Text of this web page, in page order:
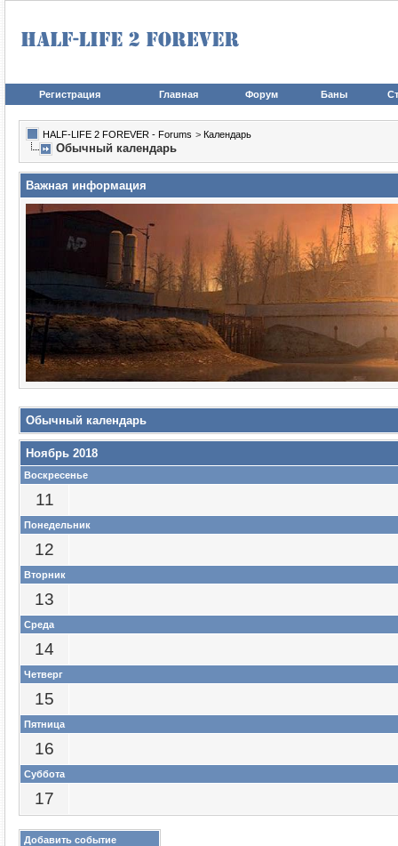
Регистрация Главная Форум Баны
HALF-LIFE 2 FOREVER - Forums > Календарь
Обычный календарь
Важная информация
Обычный календарь
Ноябрь 2018
Воскресенье
11
Понедельник
12
Вторник
13
Среда
14
Четверг
15
Пятница
16
Суббота
17
Добавить событие